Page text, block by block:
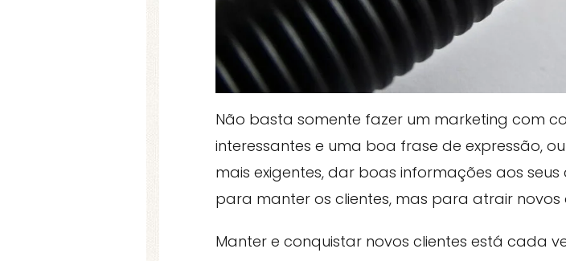
Não basta somente fazer um marketing com
interessantes e uma boa frase de expressão,
mais exigentes, dar boas informações aos
para manter os clientes, mas para atrair novos
Manter e conquistar novos clientes está cada